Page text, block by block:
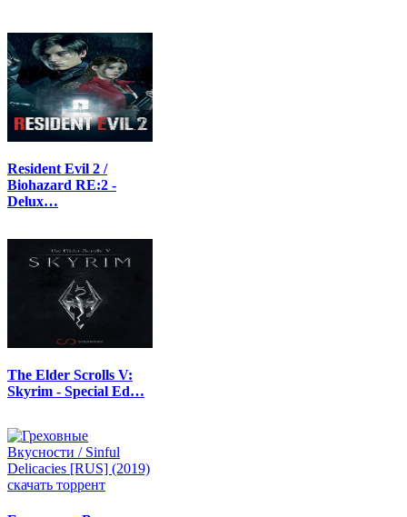
Resident Evil 2 /
Biohazard RE:2 -
Delux…
The Elder Scrolls V:
Skyrim - Special Ed…